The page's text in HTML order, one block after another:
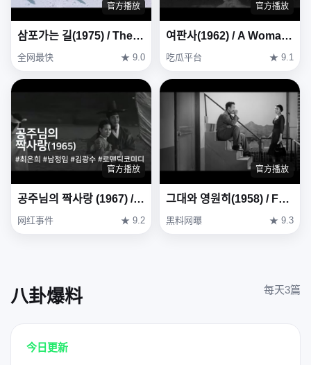
官方播放
삼포가는 길(1975) / The Road to Sampo (Sampoganeun gil)
全网最快 ★ 9.0
官方播放
여판사(1962) / A Woman Judge ( Yeopansa )
吃瓜平台 ★ 9.1
官方播放
공주님의 짝사랑 (1967) / One-sided Love of Princess (Gongjunimui Jjaksarang)
网红事件 ★ 9.2
官方播放
그대와 영원히(1958) / Forever with You (Geudae-wa yeong-wonhi)
黑料网曝 ★ 9.3
八卦爆料 每天3篇
今日更新